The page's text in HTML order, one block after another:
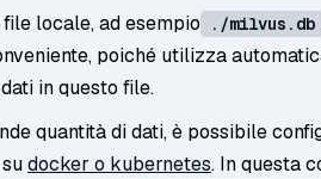
locale, ad esempio ./milvus.db
poiché utilizza
in questo file.
quantità di dati, è possibile
docker o kubernetes. In questa